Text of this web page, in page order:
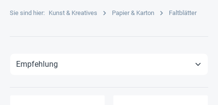
Sie sind hier: Kunst & Kreatives Papier & Karton Faltblätter